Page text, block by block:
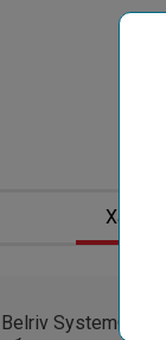
Belriv System® -